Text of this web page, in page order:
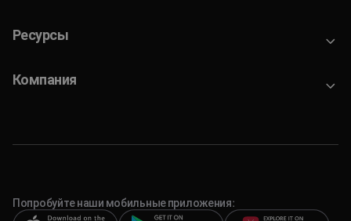
Ресурсы
Компания
Попробуйте наши мобильные приложения: